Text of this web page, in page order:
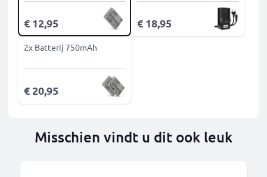
€ 12,95 € 18,95
2x Batterij 750mAh
€ 20,95
Misschien vindt u dit ook leuk